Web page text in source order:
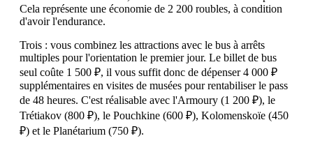
Cela représente une économie de 2 200 roubles, à condition
d'avoir l'endurance.
Trois : vous combinez les attractions avec le bus à arrêts
multiples pour l'orientation le premier jour. Le billet de bus
seul coûte 1 500 ₽, il vous suffit donc de dépenser 4 000 ₽
supplémentaires en visites de musées pour rentabiliser le pass
de 48 heures. C'est réalisable avec l'Armoury (1 200 ₽), le
Trétiakov (800 ₽), le Pouchkine (600 ₽), Kolomenskoïe (450
₽) et le Planétarium (750 ₽).